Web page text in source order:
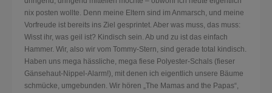
nix posten wollte. Denn meine Eltern sind im Anmarsch, und meine
Vorfreude ist bereits ins Ziel gesprintet. Aber was muss, das muss:
Wisst ihr, was geil ist? Kindisch sein. Ab und zu ist das einfach
Hammer. Wir, also wir vom Tommy-Stern, sind gerade total kindisch.
Haben uns mega hässliche, mega fiese Polyester-Schals (fieser
Gänsehaut-Nippel-Alarm!), mit denen ich eigentlich unsere Bäume
schmücke, umgebunden. Wir hören „The Mamas and the Papas“,